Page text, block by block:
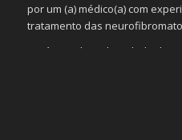
por um (a) médico(a) com
tratamento das
Será omitida a identidade de